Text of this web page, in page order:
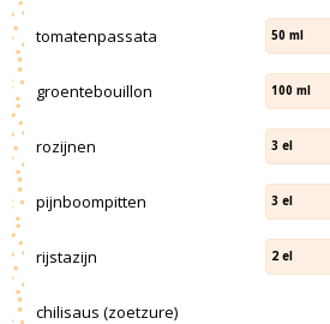
tomatenpassata 50 ml
groentebouillon 100 ml
rozijnen 3 el
pijnboompitten 3 el
rijstazijn 2 el
chilisaus (zoetzure)